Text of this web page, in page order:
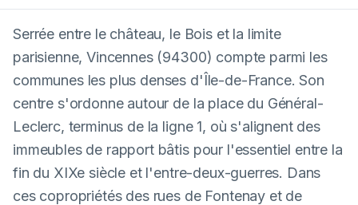
Serrée entre le château, le Bois et la limite
parisienne, Vincennes (94300) compte parmi les
communes les plus denses d'Île-de-France. Son
centre s'ordonne autour de la place du Général-
Leclerc, terminus de la ligne 1, où s'alignent des
immeubles de rapport bâtis pour l'essentiel entre la
fin du XIXe siècle et l'entre-deux-guerres. Dans
ces copropriétés des rues de Fontenay et de